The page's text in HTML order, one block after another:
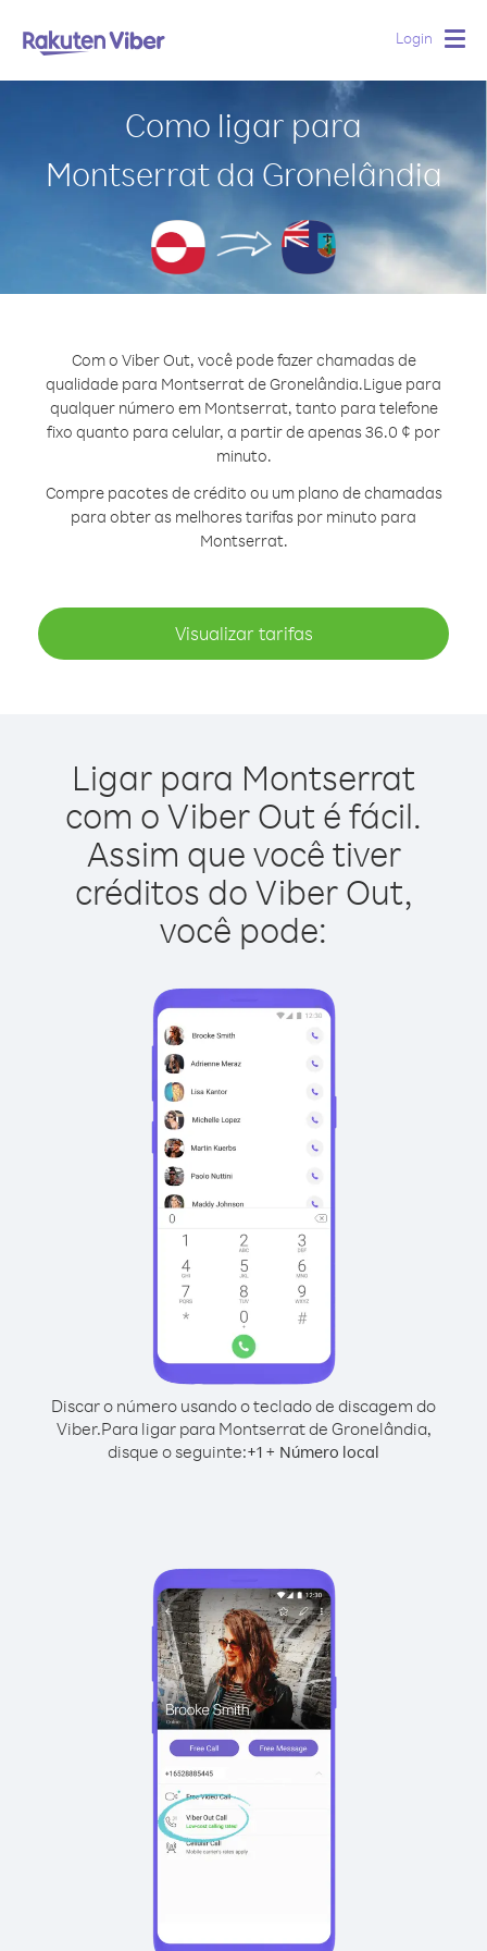
Login
Como ligar para
Montserrat da Gronelândia
Com o Viber Out, você pode fazer chamadas de
qualidade para Montserrat de Gronelândia.Ligue para
qualquer número em Montserrat, tanto para telefone
fixo quanto para celular, a partir de apenas 36.0 ¢ por
minuto.
Compre pacotes de crédito ou um plano de chamadas
para obter as melhores tarifas por minuto para
Montserrat.
Visualizar tarifas
Ligar para Montserrat
com o Viber Out é fácil.
Assim que você tiver
créditos do Viber Out,
você pode:
Discar o número usando o teclado de discagem do
Viber.Para ligar para Montserrat de Gronelândia,
disque o seguinte:+1 + Número local